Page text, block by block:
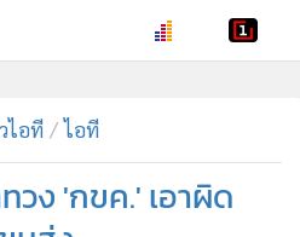
ไอที ไอที
วง 'กขค.' เอาผิด